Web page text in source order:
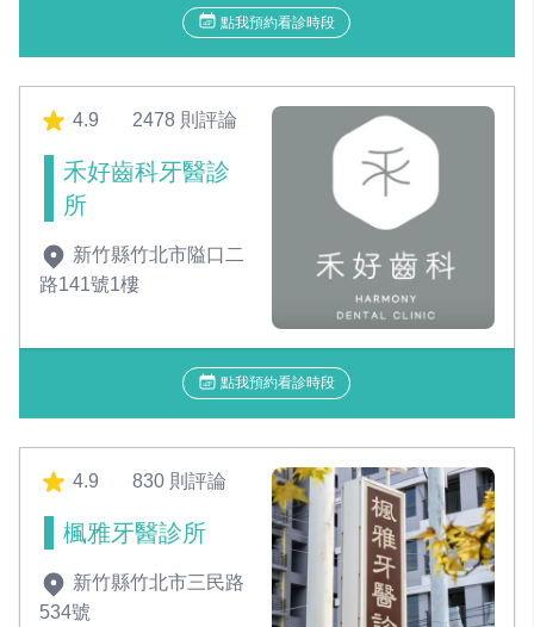
點我預約看診時段
4.9 2478 則評論
禾好齒科牙醫診
所
新竹縣竹北市隘口二
路141號1樓
點我預約看診時段
4.9 830 則評論
楓雅牙醫診所
新竹縣竹北市三民路
534號